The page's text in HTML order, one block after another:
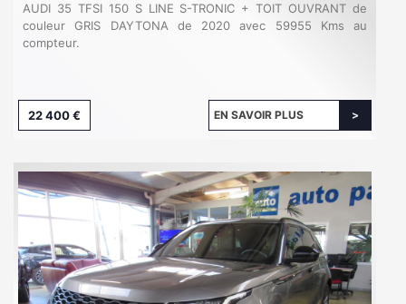
AUDI 35 TFSI 150 S LINE S-TRONIC + TOIT OUVRANT de
couleur GRIS DAYTONA de 2020 avec 59955 Kms au
compteur.
22 400 € EN SAVOIR PLUS